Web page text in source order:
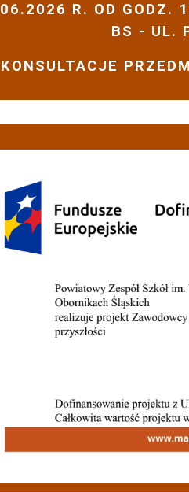
R. OD GODZ.
BS - UL.
KONSULTACJE